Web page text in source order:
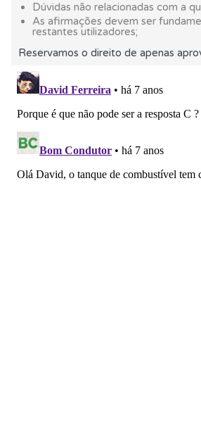
Perfil Consulte as suas estatísticas
O teste "Novas" apresenta-
Questões Consulte aqui todas as
Conta Crie uma conta para ter
Dúvidas não relacionadas com a
As afirmações devem ser
restantes utilizadores;
Reservamos o direito de apenas